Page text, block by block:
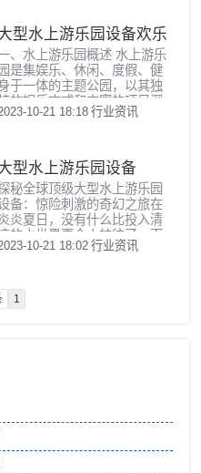
个方面进行详细阐述，并对
进行总结归纳。一、儿童水
上游乐园设备厂家的概述 儿童
上游乐园设备厂家是指专门
产和销售儿童水上游乐设施
企业。它们拥有专业的技术
团队和丰富的生产经验，为儿
型水上游乐园设备欢乐
限畅玩天地
、水上游乐园概述 水上游乐
园是集娱乐、休闲、度假、健
于一体的主题公园，以其独
的娱乐方式和丰富的项目深
游客喜爱。近年来，随着我
规模和设施也日新月异，不
满足着游客对于刺激和乐趣
追求。二、水上游乐园的娱
乐项目 水上游乐园的娱乐项目
琅满目，有惊险刺激的过山
、海盗船、跳楼机等，也有
适合家庭亲子游的漂流河、儿
...
10-21 18:18 行业资讯
型水上游乐园设备
秘全球顶级大型水上游乐园
备：惊险刺激的奇幻之旅在
炎夏日，没有什么比投入清
的水世界更令人神往了。而
球各大顶级水上游乐园正是
乐园设备令人目不暇接，叹
观止。现在，就让我们共同
2...
10-21 18:02 行业资讯
1